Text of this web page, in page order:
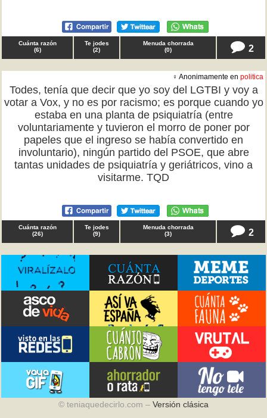
Cuánta razón
(6)
Te jodes
(2)
Menuda chorrada
(0) 2
♀ Anonimamente en politica
Todes, tenía que decir que yo soy del LGTBI y voy a
votar a Vox, y no es por racismo; es porque cuando yo
estaba en una planta de psiquiatría (entre
voluntariamente y tuvieron el morro de poner por
papeles que el ingreso se había convertido en
involuntario), ningún partido del PSOE, que abre
tantas unidades de psiquiatría y geriátricos, vino a
visitarme. TQD
Cuánta razón
(26)
Te jodes
(9)
Menuda chorrada
(3) 2
© teniaquedecirlo.com – Versión clásica